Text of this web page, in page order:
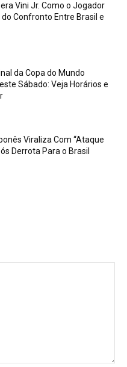
Vini Jr. Como o Jogador
do Confronto Entre Brasil e
da Copa do Mundo
Sábado: Veja Horários e
Viraliza Com “Ataque
Derrota Para o Brasil